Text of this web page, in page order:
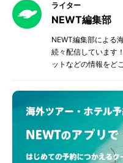
ライター
NEWT編集部
NEWT編集部による
続々配信しています
ットなどの情報をど